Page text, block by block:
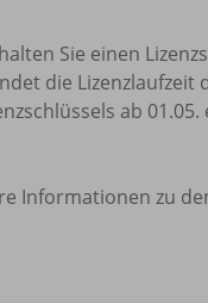
Sie einen
die Lizenzlaufzeit
ab
Informationen zu